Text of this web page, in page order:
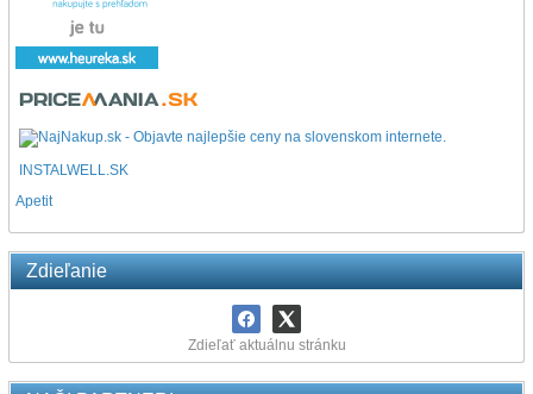
INSTALWELL.SK
Apetit
Zdieľanie
Zdieľať aktuálnu stránku